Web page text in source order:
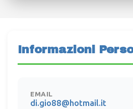
Informazioni
EMAIL
di.gio88@hotmail.it